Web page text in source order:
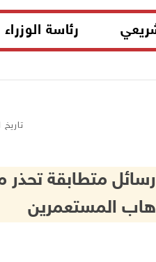
رئاسة الوزراء
تاريخ النشر:
رسائل متطابقة
المستعمرين